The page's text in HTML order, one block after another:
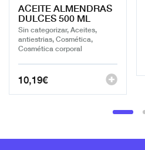
ACEITE ALMENDRAS
DULCES 500 ML
Sin categorizar, Aceites,
antiestrias, Cosmética,
Cosmética corporal
10,19€